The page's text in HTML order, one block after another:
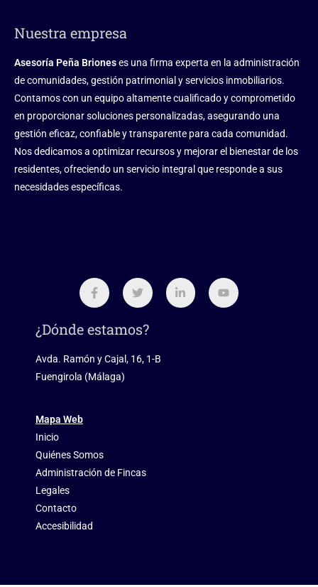
Nuestra empresa
Asesoría Peña Brioneses una firma experta en la administración
de comunidades, gestión patrimonial y servicios inmobiliarios.
Contamos con un equipo altamente cualificado y comprometido
en proporcionar soluciones personalizadas, asegurando una
gestión eficaz, confiable y transparente para cada comunidad.
Nos dedicamos a optimizar recursos y mejorar el bienestar de los
residentes, ofreciendo un servicio integral que responde a sus
necesidades específicas.
¿Dónde estamos?
Avda. Ramón y Cajal, 16, 1-B
Fuengirola (Málaga)
Mapa Web
Inicio
Quiénes Somos
Administración de Fincas
Legales
Contacto
Accesibilidad